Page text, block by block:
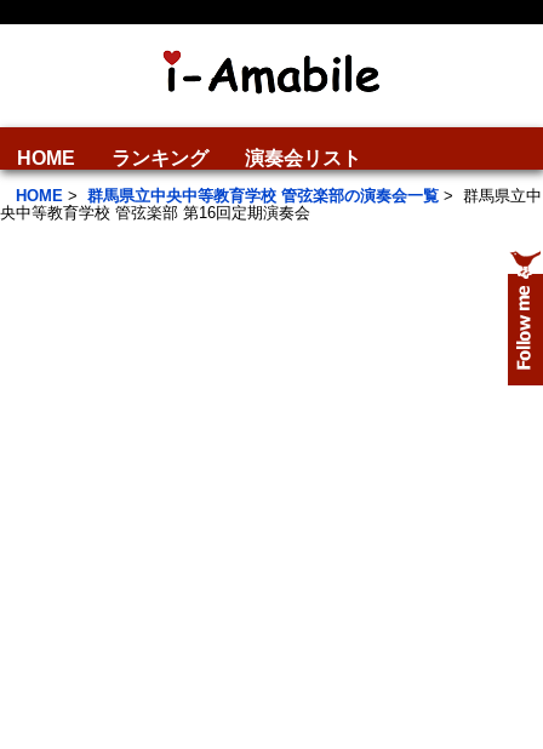
HOME ランキング 演奏会リスト
HOME > 群馬県立中央中等教育学校 管弦楽部の演奏会一覧 > 群馬県立中
央中等教育学校 管弦楽部 第16回定期演奏会